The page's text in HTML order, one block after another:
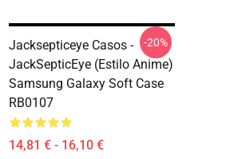
Jacksepticeye Casos -
JackSepticEye (Estilo Anime)
Samsung Galaxy Soft Case
RB0107
14,81 € - 16,10 €
-20%